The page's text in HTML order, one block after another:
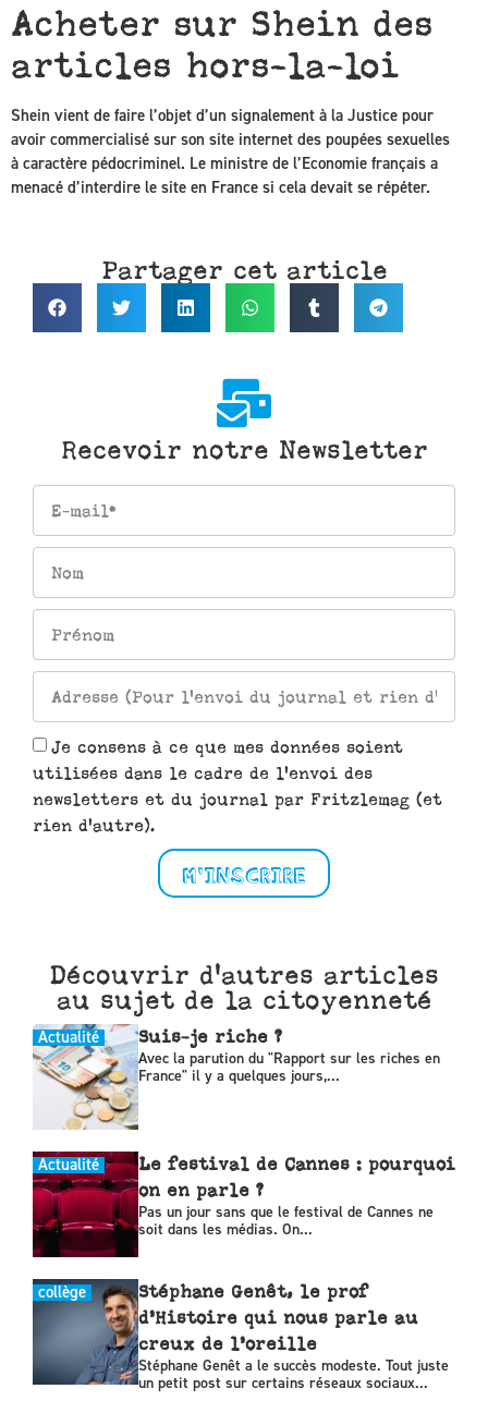
Acheter sur Shein des
articles hors-la-loi
Shein vient de faire l’objet d’un signalement à la Justice pour
avoir commercialisé sur son site internet des poupées sexuelles
à caractère pédocriminel. Le ministre de l’Economie français a
menacé d’interdire le site en France si cela devait se répéter.
Partager cet article
Recevoir notre Newsletter
Je consens à ce que mes données soient
utilisées dans le cadre de l'envoi des
newsletters et du journal par Fritzlemag (et
rien d'autre).
M'INSCRIRE
Découvrir d'autres articles
au sujet de la citoyenneté
Actualité Suis-je riche ?
Avec la parution du "Rapport sur les riches en
France" il y a quelques jours,...
Actualité
Le festival de Cannes : pourquoi
on en parle ?
Pas un jour sans que le festival de Cannes ne
soit dans les médias. On...
collège
Stéphane Genêt, le prof
d’Histoire qui nous parle au
creux de l’oreille
Stéphane Genêt a le succès modeste. Tout juste
un petit post sur certains réseaux sociaux...